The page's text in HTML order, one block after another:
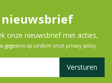
onze nieuwsbrief met acties,
gegevens op conform onze privacy policy.